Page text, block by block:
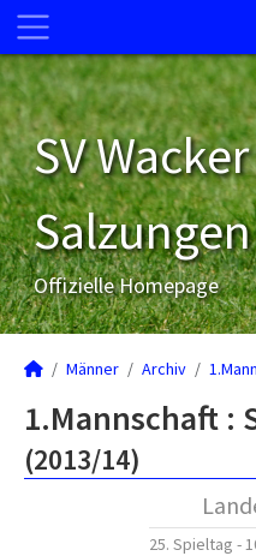
SV
Salzungen
Offizielle Homepage
Männer Archiv
1.Mannschaft :
(2013/14)
25. Spieltag -